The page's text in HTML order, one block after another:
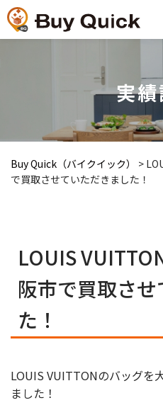
実
Buy Quick（バイクイック） >
で買取させていただきました！
LOUIS
阪市で買取さ
た！
LOUIS VUITTONのバッグを
ました！